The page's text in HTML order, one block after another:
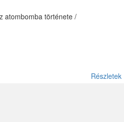
atombomba története /
Részletek